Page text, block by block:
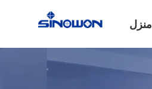
منزل